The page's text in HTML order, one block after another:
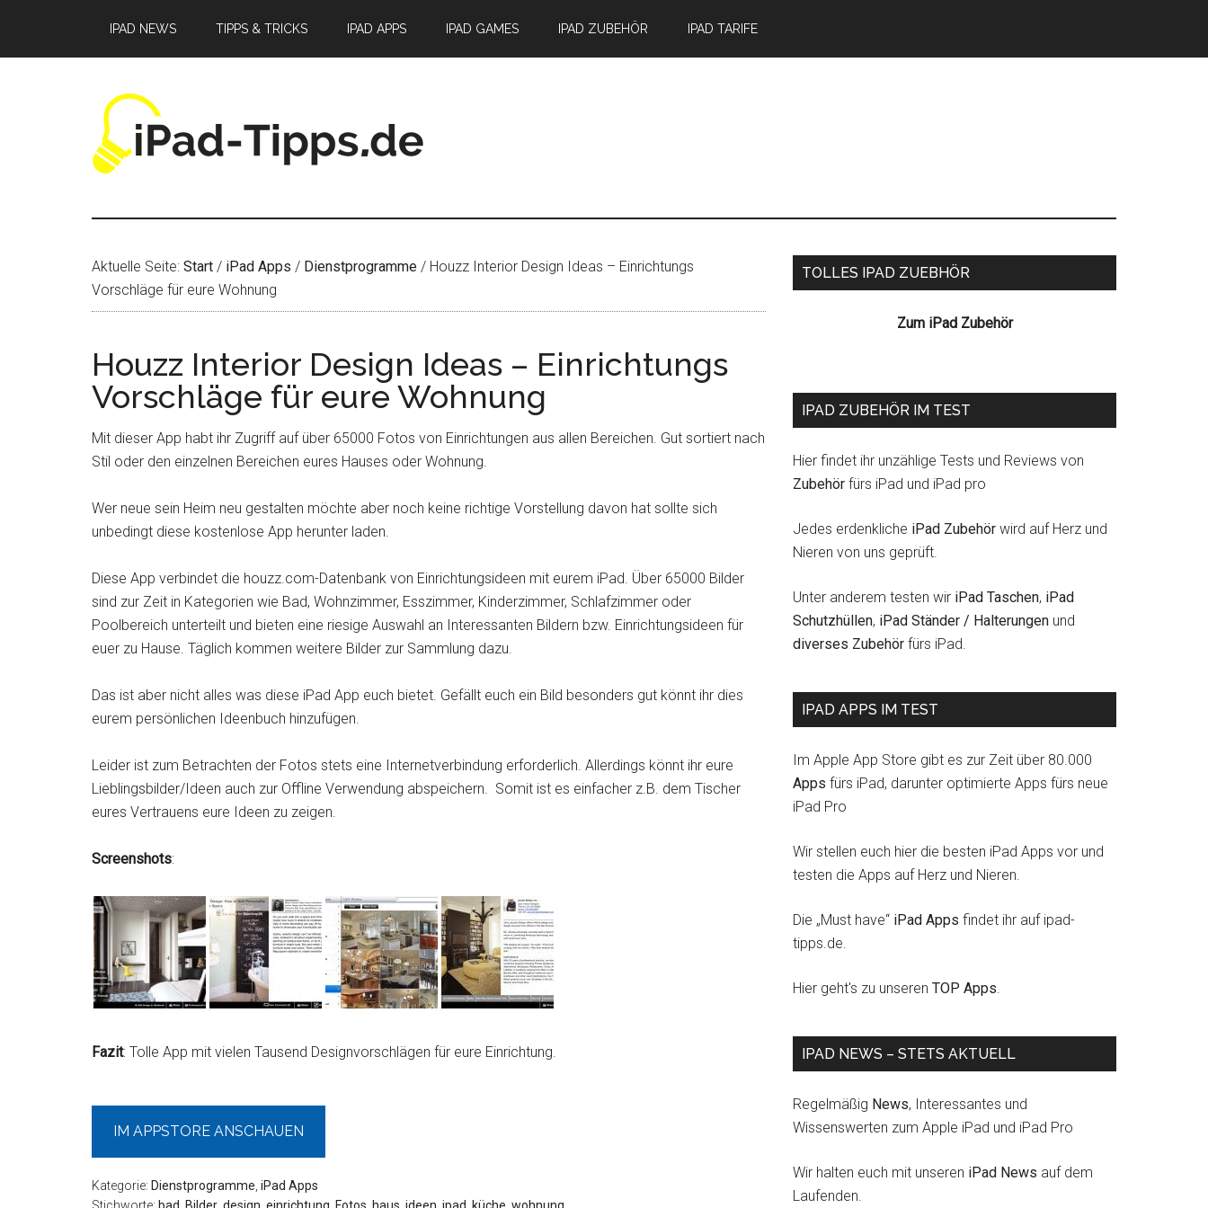
springen
springen
springen
IPAD NEWS TIPPS & TRICKS IPAD APPS IPAD GAMES IPAD ZUBEHÖR IPAD TARIFE
Aktuelle Seite: Start / iPad Apps / Dienstprogramme / Houzz Interior Design Ideas – Einrichtungs
Vorschläge für eure Wohnung
Houzz Interior Design Ideas – Einrichtungs
Vorschläge für eure Wohnung
Mit dieser App habt ihr Zugriff auf über 65000 Fotos von Einrichtungen aus allen Bereichen. Gut sortiert nach
Stil oder den einzelnen Bereichen eures Hauses oder Wohnung.
Wer neue sein Heim neu gestalten möchte aber noch keine richtige Vorstellung davon hat sollte sich
unbedingt diese kostenlose App herunter laden.
Diese App verbindet die houzz.com-Datenbank von Einrichtungsideen mit eurem iPad. Über 65000 Bilder
sind zur Zeit in Kategorien wie Bad, Wohnzimmer, Esszimmer, Kinderzimmer, Schlafzimmer oder
Poolbereich unterteilt und bieten eine riesige Auswahl an Interessanten Bildern bzw. Einrichtungsideen für
euer zu Hause. Täglich kommen weitere Bilder zur Sammlung dazu.
Das ist aber nicht alles was diese iPad App euch bietet. Gefällt euch ein Bild besonders gut könnt ihr dies
eurem persönlichen Ideenbuch hinzufügen.
Leider ist zum Betrachten der Fotos stets eine Internetverbindung erforderlich. Allerdings könnt ihr eure
Lieblingsbilder/Ideen auch zur Offline Verwendung abspeichern. Somit ist es einfacher z.B. dem Tischer
eures Vertrauens eure Ideen zu zeigen.
Screenshots:
Fazit: Tolle App mit vielen Tausend Designvorschlägen für eure Einrichtung.
IM APPSTORE ANSCHAUEN
Kategorie: Dienstprogramme iPad Apps
Seitenspalte
TOLLES IPAD ZUEBHÖR
Zum iPad Zubehör
IPAD ZUBEHÖR IM TEST
Hier findet ihr unzählige Tests und Reviews von
Zubehör fürs iPad und iPad pro
Jedes erdenkliche iPad Zubehör wird auf Herz und
Nieren von uns geprüft.
Unter anderem testen wir iPad Taschen, iPad
Schutzhüllen, iPad Ständer / Halterungen und
diverses Zubehör fürs iPad.
IPAD APPS IM TEST
Im Apple App Store gibt es zur Zeit über 80.000
Apps fürs iPad, darunter optimierte Apps fürs neue
iPad Pro
Wir stellen euch hier die besten iPad Apps vor und
testen die Apps auf Herz und Nieren.
Die „Must have“ iPad Apps findet ihr auf ipad-
tipps.de.
Hier geht's zu unseren TOP Apps.
IPAD NEWS – STETS AKTUELL
Regelmäßig News, Interessantes und
Wissenswerten zum Apple iPad und iPad Pro
Wir halten euch mit unseren iPad News auf dem
Laufenden.